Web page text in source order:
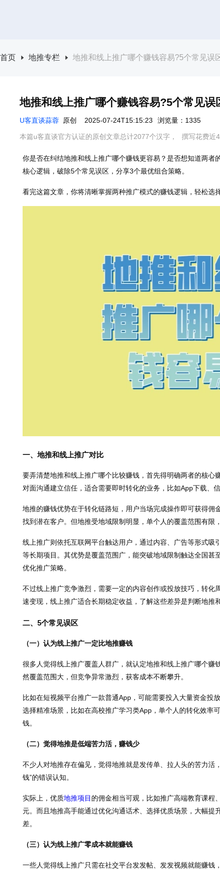
首页 地推专栏 地推和线上推广哪个赚钱容易?5个常见误
地推和线上推广哪个赚钱容易?5个常见误
U客直谈蒜蓉 原创 2025-07-24T15:15:23 浏览量：1335
本篇u客直谈官方认证的原创文章总计2077个汉字， 撰写花费近
你是否在纠结地推和线上推广哪个赚钱更容易？是否想知道两者
核心逻辑，破除5个常见误区，分享3个最优组合策略。
看完这篇文章，你将清晰掌握两种推广模式的赚钱逻辑，轻松选
一、地推和线上推广对比
要弄清楚地推和线上推广哪个比较赚钱，首先得明确两者的核心
对面沟通建立信任，适合需要即时转化的业务，比如App下载、
地推的赚钱优势在于转化链路短，用户当场完成操作即可获得佣
找到潜在客户。但地推受地域限制明显，单个人的覆盖范围有限
线上推广则依托互联网平台触达用户，通过内容、广告等形式吸
等长期项目。其优势是覆盖范围广，能突破地域限制触达全国甚
优化推广策略。
不过线上推广竞争激烈，需要一定的内容创作或投放技巧，转化
速变现，线上推广适合长期稳定收益，了解这些差异是判断地推
二、5个常见误区
（一）认为线上推广一定比地推赚钱
很多人觉得线上推广覆盖人群广，就认定地推和线上推广哪个赚
然覆盖范围大，但竞争异常激烈，获客成本不断攀升。
比如在短视频平台推广一款普通App，可能需要投入大量资金投
选择精准场景，比如在高校推广学习类App，单个人的转化效率
钱。
（二）觉得地推是低端苦力活，赚钱少
不少人对地推存在偏见，觉得地推就是发传单、拉人头的苦力活
钱”的错误认知。
实际上，优质地推项目 的佣金相当可观，比如推广高端教育课程
元。而且地推高手能通过优化沟通话术、选择优质场景，大幅提
差。
（三）认为线上推广零成本就能赚钱
一些人觉得线上推广只需在社交平台发发帖、发发视频就能赚钱